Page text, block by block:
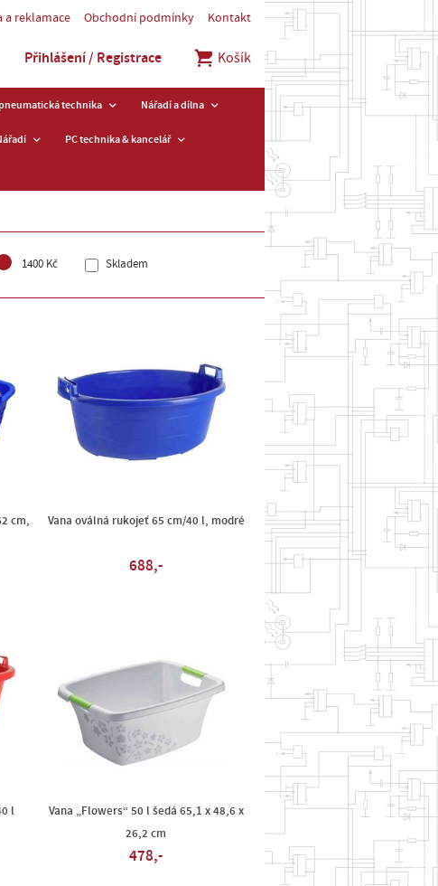
a reklamace Obchodní podmínky Kontakt
Přihlášení / Registrace Košík
technika Nářadí a dílna
PC technika & kancelář
1400 Kč Skladem
cm,
Vana oválná rukojeť 65 cm/40 l, modré
688,-
l
Vana „Flowers“ 50 l šedá 65,1 x 48,6 x
26,2 cm
478,-